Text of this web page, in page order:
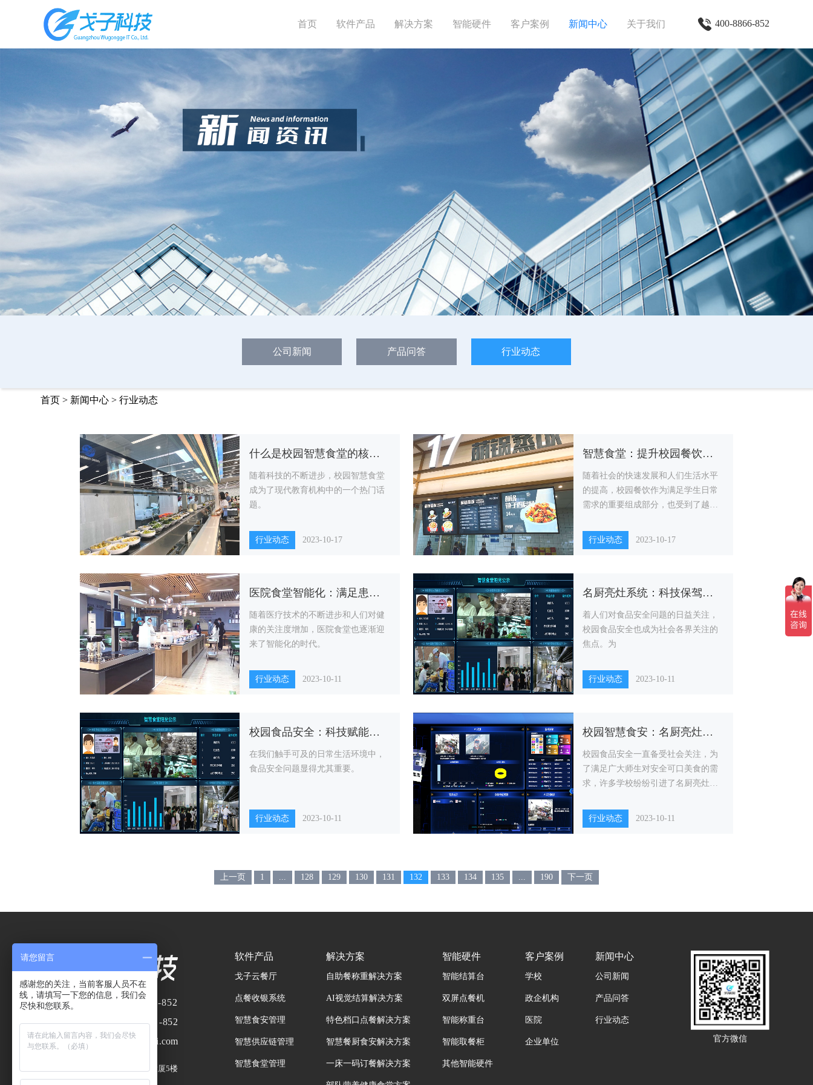
首页 软件产品 解决方案 智能硬件 客户案例 新闻中心 关于我们 400-8866-852
公司新闻 产品问答 行业动态
首页 > 新闻中心 >行业动态
什么是校园智慧食堂的核心技术和功能？
随着科技的不断进步，校园智慧食堂
成为了现代教育机构中的一个热门话
题。
行业动态 2023-10-17
智慧食堂：提升校园餐饮效率和速度的创新之举
随着社会的快速发展和人们生活水平
的提高，校园餐饮作为满足学生日常
需求的重要组成部分，也受到了越来
行业动态 2023-10-17
医院食堂智能化：满足患者需求，提高管理效能
随着医疗技术的不断进步和人们对健
康的关注度增加，医院食堂也逐渐迎
来了智能化的时代。
行业动态 2023-10-11
名厨亮灶系统：科技保驾护航校园食安
着人们对食品安全问题的日益关注，
校园食品安全也成为社会各界关注的
焦点。为
行业动态 2023-10-11
校园食品安全：科技赋能保质保量
在我们触手可及的日常生活环境中，
食品安全问题显得尤其重要。
行业动态 2023-10-11
校园智慧食安：名厨亮灶系统引领食品安全创新
校园食品安全一直备受社会关注，为
了满足广大师生对安全可口美食的需
求，许多学校纷纷引进了名厨亮灶系
新。
行业动态 2023-10-11
上一页 1 ... 128 129 130 131 132 133 134 135 ... 190 下一页
业务热线：
400-8866-852
服务热线：
400- 8866 -852
企业邮箱：
market@wggai.com
广州市番禺区嘉洲大厦5楼
软件产品
戈子云餐厅
点餐收银系统
智慧食安管理
智慧供应链管理
智慧食堂管理
解决方案
自助餐称重解决方案
AI视觉结算解决方案
特色档口点餐解决方案
智慧餐厨食安解决方案
一床一码订餐解决方案
智能硬件
智能结算台
双屏点餐机
智能称重台
智能取餐柜
其他智能硬件
客户案例
学校
政企机构
医院
企业单位
新闻中心
公司新闻
产品问答
行业动态
官方微信
请您留言
感谢您的关注，当前客服人员不在
线，请填写一下您的信息，我们会
尽快和您联系。